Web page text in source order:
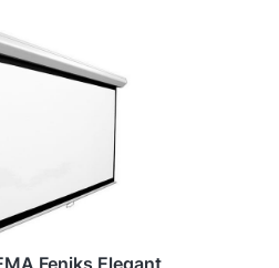
Feniks Elegant